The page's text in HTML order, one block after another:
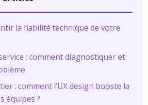
la fiabilité technique de votre
: comment diagnostiquer et
: comment l’UX design booste la
équipes ?